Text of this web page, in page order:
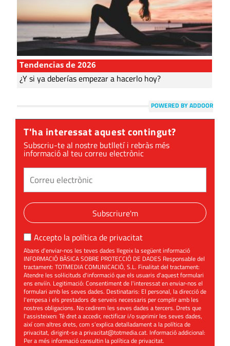
Tendencias de 2026
¿Y si ya deberías empezar a hacerlo hoy?
POWERED BY ADDOOR
T'ha interessat aquest contingut?
Subscriu-te al nostre butlletí i rebràs més
informació al teu correu electrònic
Subscriure'm
Accepto la política de privacitat
Abans d'enviar-nos les teves dades llegeix la següent informació
INFORMACIÓ BÀSICA SOBRE PROTECCIÓ DE DADES Responsable del
tractament: TOTMEDIA COMUNICACIÓ, S.L. Finalitat del tractament:
Atendre les sol·licituds d'informació que els usuaris d'aquest formulari
ens enviïn. Legitimació: Consentiment de l'interessat en enviar-nos el
formulari amb les seves dades. Destinataris: El personal, la direcció de
l'empesa i els prestadors de serveis necessaris per complir amb les
nostres obligacions. No cedirem les seves dades a tercers. Drets que
l'assisteixen: Té dret a accedir, rectificar i/o suprimir les seves dades,
així com altres drets, com s'explica detalladament a la política de
privacitat, dirigint-se aprivacitat@totmedia.cat. Informació addicional:
Per a més informació consultin lapolítica de privacitat.